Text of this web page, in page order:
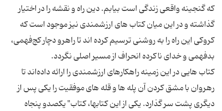
که گنجینه واقعی زندگی است بیابم. دین راه و نقشه را در اختیار
گذاشته و در این میان کتاب های ارزشمندی نیز موجود است که
کروکی این راه را به روشنی ترسیم کرده اند تا راهرو دچار کج‌فهمی،
کتاب هایی در این زمینه راهکارهای ارزشمندی را ارائه داده‌اند تا
رهروان با مشق کردن آن پله ها و قله های موفقیت را یکی پس از
دیگری پشت سر گذارد. یکی از این کتابها، کتاب" یکصدو پنجاه